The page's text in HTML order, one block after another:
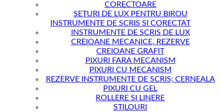
CORECTOARE
SETURI DE LUX PENTRU BIROU
INSTRUMENTE DE SCRIS SI CORECTAT
INSTRUMENTE DE SCRIS DE LUX
CREIOANE MECANICE, REZERVE
CREIOANE GRAFIT
PIXURI FARA MECANISM
PIXURI CU MECANISM
REZERVE INSTRUMENTE DE SCRIS; CERNEALA
PIXURI CU GEL
ROLLERE SI LINERE
STILOURI